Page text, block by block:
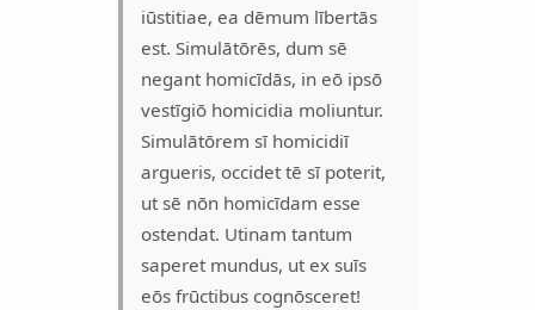
iūstitiae, ea dēmum lībertās
est. Simulātōrēs, dum sē
negant homicīdās, in eō ipsō
vestīgiō homicidia moliuntur.
Simulātōrem sī homicidiī
argueris, occidet tē sī poterit,
ut sē nōn homicīdam esse
ostendat. Utinam tantum
saperet mundus, ut ex suīs
eōs frūctibus cognōsceret!